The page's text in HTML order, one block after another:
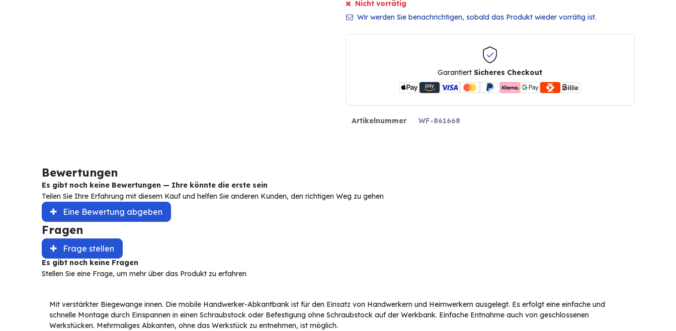
Nicht vorrätig
Wir werden Sie benachrichtigen, sobald das Produkt wieder vorrätig ist.
GarantiertSicheres Checkout
Artikelnummer WF-861668
Bewertungen
Es gibt noch keine Bewertungen — Ihre könnte die erste sein
Teilen Sie Ihre Erfahrung mit diesem Kauf und helfen Sie anderen Kunden, den richtigen Weg zu gehen
Eine Bewertung abgeben
Fragen
Frage stellen
Es gibt noch keine Fragen
Stellen Sie eine Frage, um mehr über das Produkt zu erfahren
Mit verstärkter Biegewange innen. Die mobile Handwerker-Abkantbank ist für den Einsatz von Handwerkern und Heimwerkern ausgelegt. Es erfolgt eine einfache und
schnelle Montage durch Einspannen in einen Schraubstock oder Befestigung ohne Schraubstock auf der Werkbank. Einfache Entnahme auch von geschlossenen
Werkstücken. Mehrmaliges Abkanten, ohne das Werkstück zu entnehmen, ist möglich.